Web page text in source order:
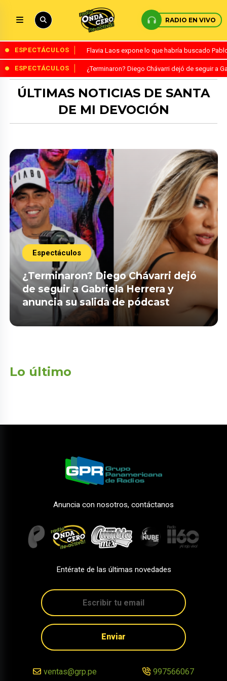
RADIO EN VIVO
ESPECTÁCULOS Flavia Laos expone lo que habría buscado
ESPECTÁCULOS ¿Terminaron? Diego Chávarri dejó de seguir a
ÚLTIMAS NOTICIAS DE SANTA
DE MI DEVOCIÓN
Espectáculos
¿Terminaron? Diego Chávarri dejó
de seguir a Gabriela Herrera y
anuncia su salida de pódcast
Lo último
Anuncia con nosotros, contáctanos
Entérate de las últimas novedades
Enviar
ventas@grp.pe 997566067